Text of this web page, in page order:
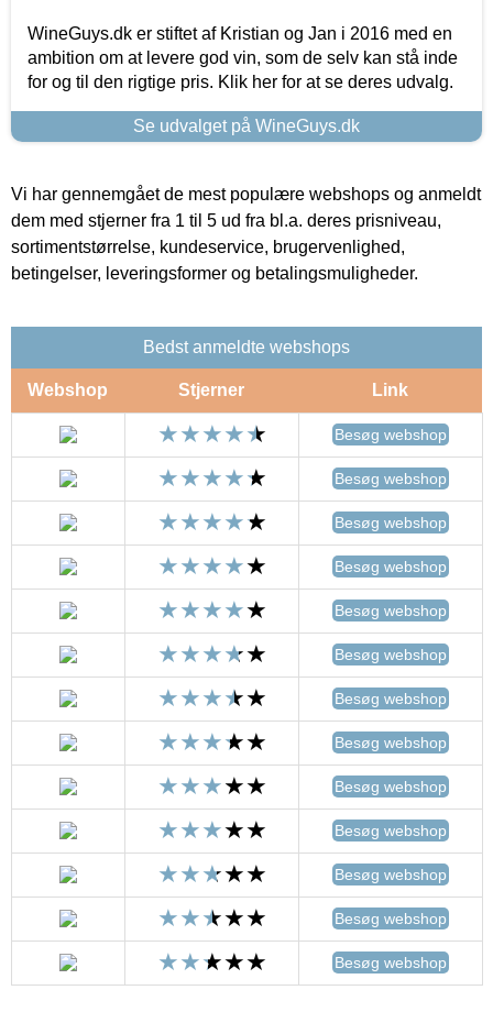
WineGuys.dk er stiftet af Kristian og Jan i 2016 med en
ambition om at levere god vin, som de selv kan stå inde
for og til den rigtige pris. Klik her for at se deres udvalg.
Se udvalget på WineGuys.dk
Vi har gennemgået de mest populære webshops og anmeldt
dem med stjerner fra 1 til 5 ud fra bl.a. deres prisniveau,
sortimentstørrelse, kundeservice, brugervenlighed,
betingelser, leveringsformer og betalingsmuligheder.
Bedst anmeldte webshops
Webshop Stjerner Link
Besøg webshop
Besøg webshop
Besøg webshop
Besøg webshop
Besøg webshop
Besøg webshop
Besøg webshop
Besøg webshop
Besøg webshop
Besøg webshop
Besøg webshop
Besøg webshop
Besøg webshop